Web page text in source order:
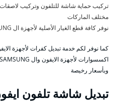
تركيب حماية شاشة للتلفون وتركيب
مختلف الماركات
نوفر كافة قطع الغيار الأصلية لأجهزة ال SAMSUNG أو لأجهزة التابلت والايباد
كما نوفر لكم خدمة تبديل كفرات لأجهزة
وبأسعار رخيصة
تبديل شاشة تلفون